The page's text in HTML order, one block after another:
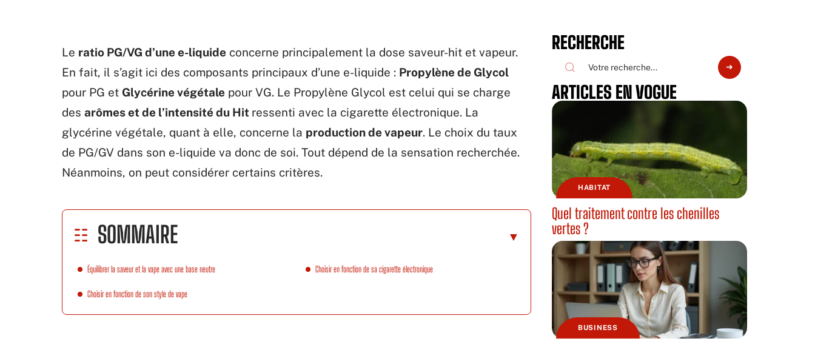
Le ratio PG/VG d’une e-liquide concerne principalement la dose saveur-hit et vapeur.
En fait, il s’agit ici des composants principaux d’une e-liquide : Propylène de Glycol
pour PG et Glycérine végétale pour VG. Le Propylène Glycol est celui qui se charge
des arômes et de l’intensité du Hit ressenti avec la cigarette électronique. La
glycérine végétale, quant à elle, concerne la production de vapeur. Le choix du taux
de PG/GV dans son e-liquide va donc de soi. Tout dépend de la sensation recherchée.
Néanmoins, on peut considérer certains critères.
SOMMAIRE
Équilibrer la saveur et la vape avec une base neutre
Choisir en fonction de son style de vape
Choisir en fonction de sa cigarette électronique
RECHERCHE
ARTICLES EN VOGUE
HABITAT
Quel traitement contre les chenilles
vertes ?
BUSINESS